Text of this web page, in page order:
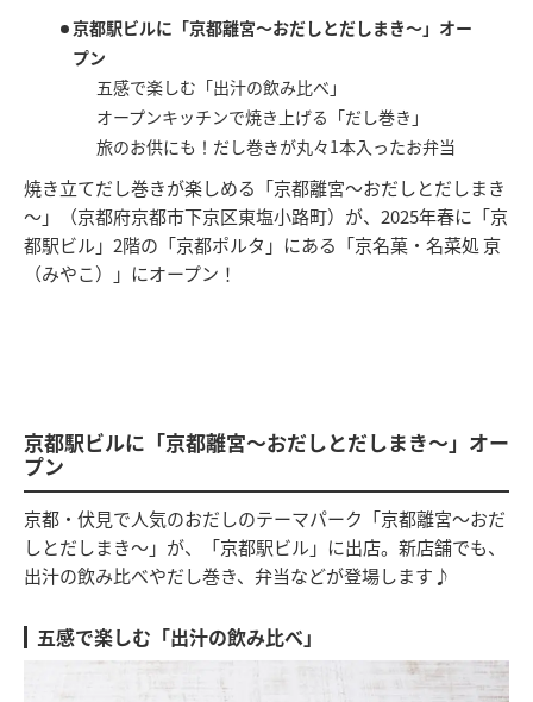
京都駅ビルに「京都離宮～おだしとだしまき～」オー
プン
五感で楽しむ「出汁の飲み比べ」
オープンキッチンで焼き上げる「だし巻き」
旅のお供にも！だし巻きが丸々1本入ったお弁当
焼き立てだし巻きが楽しめる「京都離宮～おだしとだしまき
～」（京都府京都市下京区東塩小路町）が、2025年春に「京
都駅ビル」2階の「京都ポルタ」にある「京名菓・名菜処 亰
（みやこ）」にオープン！
京都駅ビルに「京都離宮～おだしとだしまき～」オー
プン
京都・伏見で人気のおだしのテーマパーク「京都離宮～おだ
しとだしまき～」が、「京都駅ビル」に出店。新店舗でも、
出汁の飲み比べやだし巻き、弁当などが登場します♪
五感で楽しむ「出汁の飲み比べ」